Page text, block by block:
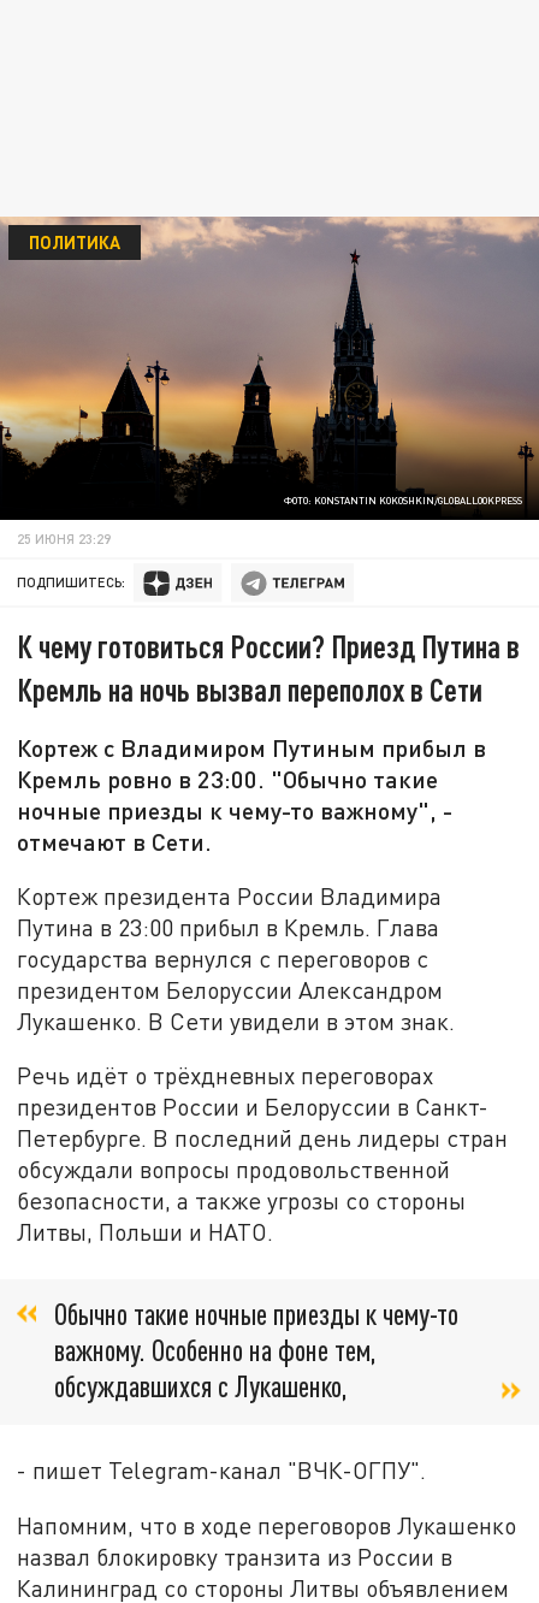
ФОТО: KONSTANTIN KOKOSHKIN/GLOBALLOOKPRESS
ПОЛИТИКА
25 ИЮНЯ 23:29
ПОДПИШИТЕСЬ:
К чему готовиться России? Приезд Путина в
Кремль на ночь вызвал переполох в Сети
Кортеж с Владимиром Путиным прибыл в
Кремль ровно в 23:00. "Обычно такие
ночные приезды к чему-то важному", -
отмечают в Сети.
Кортеж президента России Владимира
Путина в 23:00 прибыл в Кремль. Глава
государства вернулся с переговоров с
президентом Белоруссии Александром
Лукашенко. В Сети увидели в этом знак.
Речь идёт о трёхдневных переговорах
президентов России и Белоруссии в Санкт-
Петербурге. В последний день лидеры стран
обсуждали вопросы продовольственной
безопасности, а также угрозы со стороны
Литвы, Польши и НАТО.
Обычно такие ночные приезды к чему-то
важному. Особенно на фоне тем,
обсуждавшихся с Лукашенко,
- пишет Telegram-канал "ВЧК-ОГПУ".
Напомним, что в ходе переговоров Лукашенко
назвал блокировку транзита из России в
Калининград со стороны Литвы объявлением